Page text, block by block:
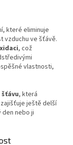
které eliminuje
vzduchu ve šťávě.
, což
vlastnosti,
, která
ještě delší
nebo ji